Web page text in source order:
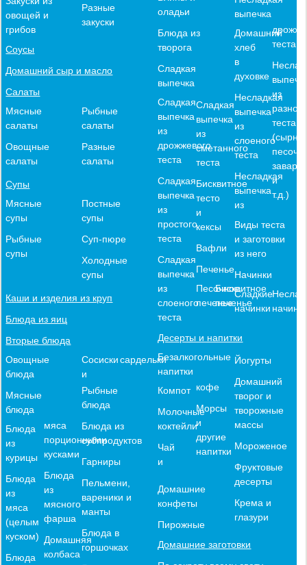
овощей и
грибов
Разные
закуски
Соусы
Домашний сыр и масло
Салаты
Мясные
салаты
Овощные
салаты
Рыбные
салаты
Разные
салаты
Супы
Мясные
супы
Рыбные
супы
Постные
супы
Суп-пюре
Холодные
супы
Каши и изделия из круп
Блюда из яиц
Вторые блюда
Овощные
блюда
Мясные
блюда
Блюда
из
курицы
Блюда
из
мяса
(целым
куском)
Блюда
мяса
порционными
кусками
Блюда
из
мясного
фарша
Домашняя
колбаса
Сосиски
и
сардельки
Рыбные
блюда
Блюда из
субпродуктов
Гарниры
Пельмени,
вареники и
манты
Блюда в
горшочках
оладьи
Блюда из
творога
Сладкая
выпечка
Сладкая
выпечка
из
дрожжевого
теста
Сладкая
выпечка
из
простого
теста
Сладкая
выпечка
из
слоеного
теста
Сладкая
выпечка
из
сметанного
теста
Бисквитное
тесто
и
кексы
Вафли
Печенье
Песочное
печенье
Бисквитное
печенье
выпечка
Домашний
хлеб
в
духовке
Несладкая
выпечка
из
слоеного
теста
Несладкая
выпечка
из
теста
из
разного
теста
и
т.д.)
Виды теста
и заготовки
из него
Начинки
Сладкие
начинки
Десерты и напитки
Безалкогольные
напитки
Компот
Молочные
коктейли
Чай
и
кофе
Морсы
и
другие
напитки
Домашние
конфеты
Пирожные
Йогурты
Домашний
творог и
творожные
массы
Мороженое
Фруктовые
десерты
Крема и
глазури
Домашние заготовки